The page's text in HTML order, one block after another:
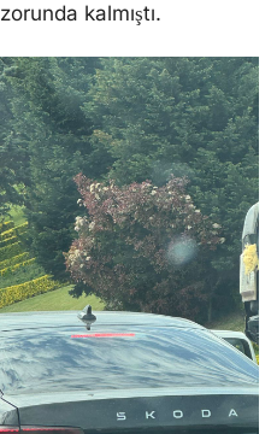
zorunda kalmıştı.